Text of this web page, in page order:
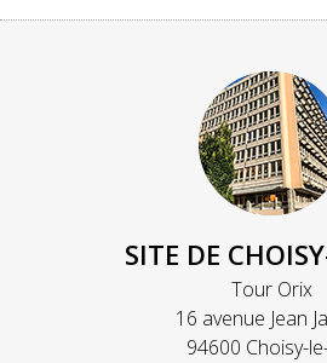
SITE DE
Tour Orix
16 avenue Jean
94600 Choisy-